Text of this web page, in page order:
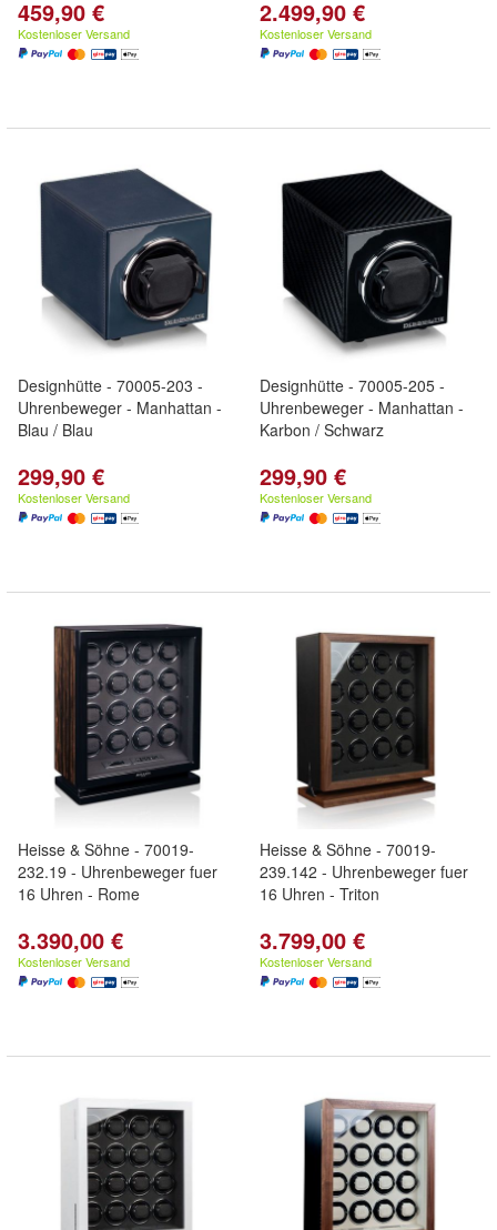
459,90 €
Kostenloser Versand
2.499,90 €
Kostenloser Versand
Designhütte - 70005-203 -
Uhrenbeweger - Manhattan -
Blau / Blau
299,90 €
Kostenloser Versand
Designhütte - 70005-205 -
Uhrenbeweger - Manhattan -
Karbon / Schwarz
299,90 €
Kostenloser Versand
Heisse & Söhne - 70019-
232.19 - Uhrenbeweger fuer
16 Uhren - Rome
3.390,00 €
Kostenloser Versand
Heisse & Söhne - 70019-
239.142 - Uhrenbeweger fuer
16 Uhren - Triton
3.799,00 €
Kostenloser Versand